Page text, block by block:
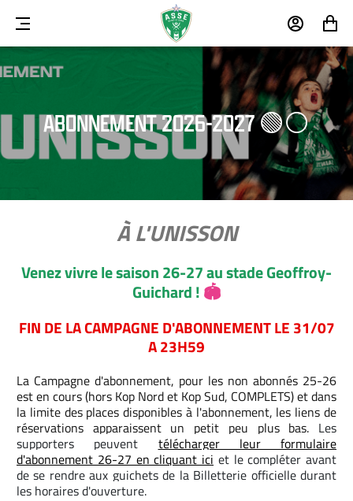
MENU MON
COMPTE
MON
PANIER
ABONNEMENT 2026-2027 🟢⚪
À L'UNISSON
Venez vivre le saison 26-27 au stade Geoffroy-
Guichard ! 🏟
FIN DE LA CAMPAGNE D'ABONNEMENT LE 31/07
A 23H59
La Campagne d'abonnement, pour les non abonnés 25-26
est en cours (hors Kop Nord et Kop Sud, COMPLETS) et dans
la limite des places disponibles à l'abonnement, les liens de
réservations apparaissent un petit peu plus bas. Les
supporters peuvent télécharger leur formulaire
d'abonnement 26-27 en cliquant ici et le compléter avant
de se rendre aux guichets de la Billetterie officielle durant
les horaires d'ouverture.